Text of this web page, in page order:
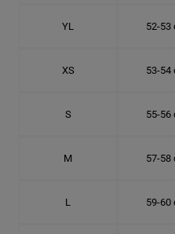
YL 52-53
XS 53-54
S 55-56
M 57-58
L 59-60